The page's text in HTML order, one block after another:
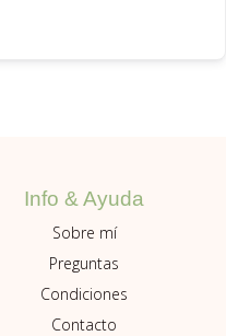
Info & Ayuda
Sobre mí
Preguntas
Condiciones
Contacto